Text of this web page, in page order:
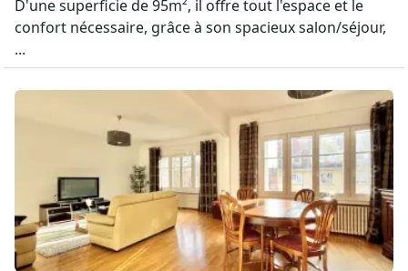
D'une superficie de 95m², il offre tout l'espace et le
confort nécessaire, grâce à son spacieux salon/séjour,
...